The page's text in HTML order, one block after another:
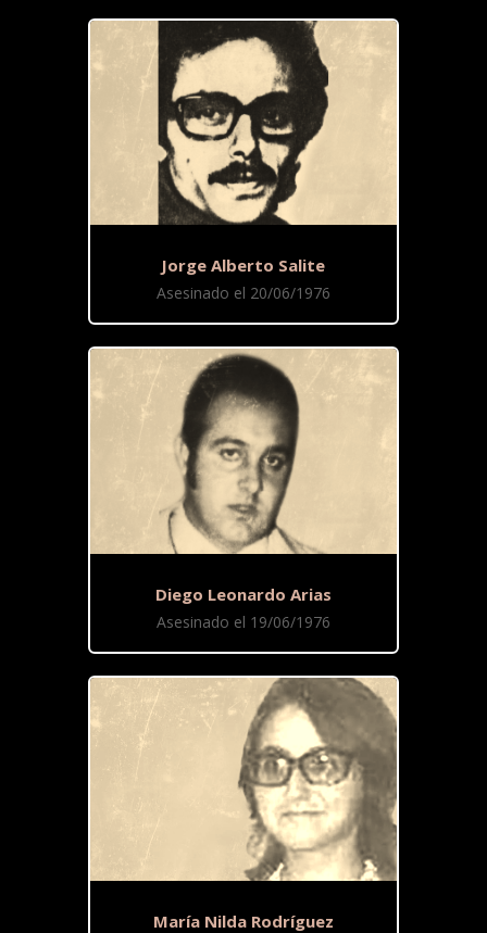
Jorge Alberto Salite
Asesinado el 20/06/1976
Diego Leonardo Arias
Asesinado el 19/06/1976
María Nilda Rodríguez